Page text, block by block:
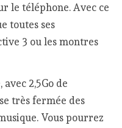
le téléphone. Avec ce
toutes ses
3 ou les montres
2,5Go de
très fermée des
Vous pourrez